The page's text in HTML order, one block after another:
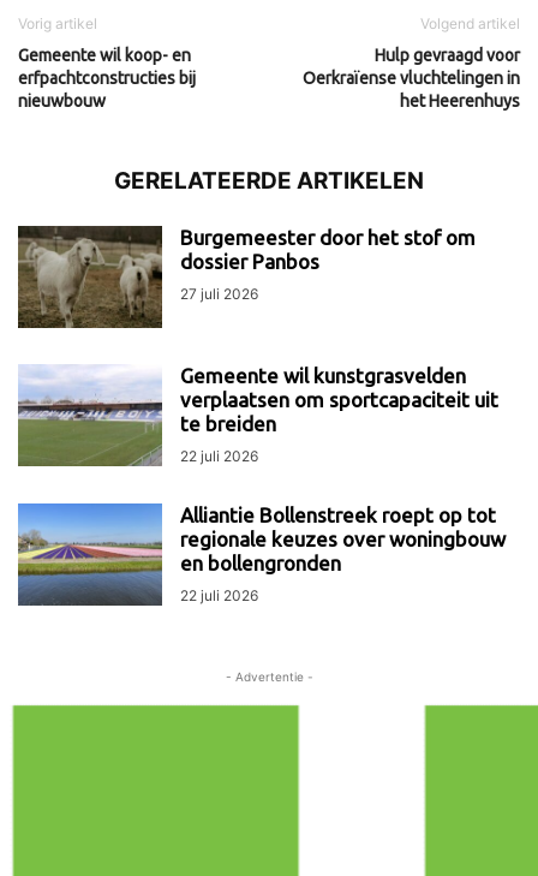
Vorig artikel
Gemeente wil koop- en
erfpachtconstructies bij
nieuwbouw
Volgend artikel
Hulp gevraagd voor
Oerkraïense vluchtelingen in
het Heerenhuys
GERELATEERDE ARTIKELEN
Burgemeester door het stof om
dossier Panbos
27 juli 2026
Gemeente wil kunstgrasvelden
verplaatsen om sportcapaciteit uit
te breiden
22 juli 2026
Alliantie Bollenstreek roept op tot
regionale keuzes over woningbouw
en bollengronden
22 juli 2026
- Advertentie -